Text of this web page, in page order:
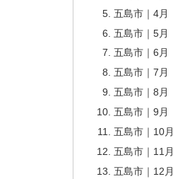
五島市｜4月
五島市｜5月
五島市｜6月
五島市｜7月
五島市｜8月
五島市｜9月
五島市｜10月
五島市｜11月
五島市｜12月